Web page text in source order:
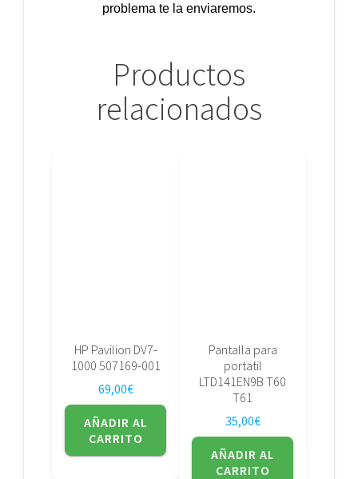
problema te la enviaremos.
Productos
relacionados
HP Pavilion DV7-
1000 507169-001
69,00€
AÑADIR AL
CARRITO
Pantalla para
portatil
LTD141EN9B T60
T61
35,00€
AÑADIR AL
CARRITO